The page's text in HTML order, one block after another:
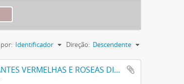
Identificador Direção: Descendente
UM NOVO PROCESSO O FABRICO DE MATERIAS CORANTES VERMELHAS E ROSEAS DIRECTAS PARA ALGODÃO